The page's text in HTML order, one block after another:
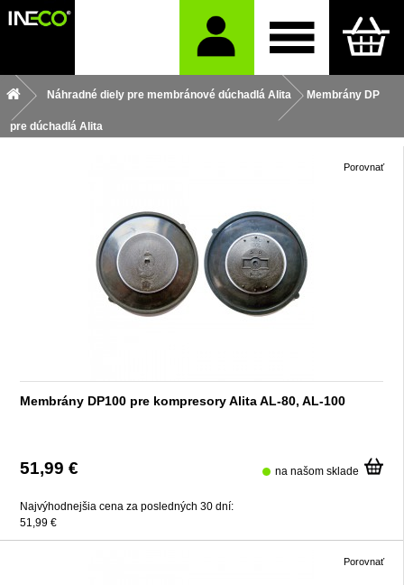
Náhradné diely pre membránové dúchadlá Alita Membrány DP
pre dúchadlá Alita
Membrány DP100 pre kompresory Alita AL-80, AL-100
51,99 € na našom sklade
Najvýhodnejšia cena za posledných 30 dní:
51,99 €
Porovnať
Porovnať